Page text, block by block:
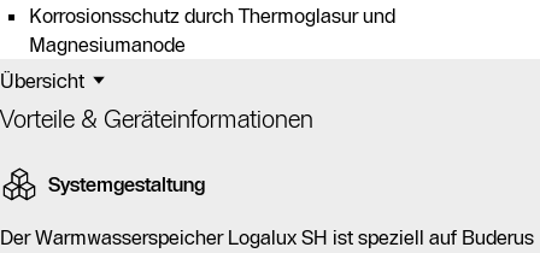
Korrosionsschutz durch Thermoglasur und
Magnesiumanode
Übersicht
Vorteile & Geräteinformationen
Systemgestaltung
Der Warmwasserspeicher Logalux SH ist speziell auf Buderus